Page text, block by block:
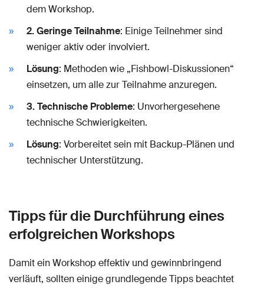
dem Workshop.
2. Geringe Teilnahme: Einige Teilnehmer sind
weniger aktiv oder involviert.
Lösung: Methoden wie „Fishbowl-Diskussionen“
einsetzen, um alle zur Teilnahme anzuregen.
3. Technische Probleme: Unvorhergesehene
technische Schwierigkeiten.
Lösung: Vorbereitet sein mit Backup-Plänen und
technischer Unterstützung.
Tipps für die Durchführung eines
erfolgreichen Workshops
Damit ein Workshop effektiv und gewinnbringend
verläuft, sollten einige grundlegende Tipps beachtet